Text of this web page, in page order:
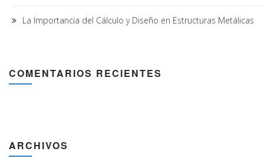
La Importancia del Cálculo y Diseño en Estructuras Metálicas
COMENTARIOS RECIENTES
ARCHIVOS